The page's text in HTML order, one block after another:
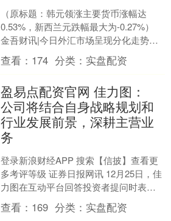
（原标题：韩元领涨主要货币涨幅达
0.53%，新西兰元跌幅最大为-0.27%）
金吾财讯|今日外汇市场呈现分化走势，
韩元以0.53%的涨幅成为表现最佳货币，
日元和....
查看： 174 分类： 实盘配资
盈易点配资官网 佳力图：
公司将结合自身战略规划和
行业发展前景，深耕主营业
务
登录新浪财经APP 搜索【信披】查看更
多考评等级 证券日报网讯 12月25日，佳
力图在互动平台回答投资者提问时表
示，公司将结合自身战略规划和行业发
展前景，深耕主....
查看： 169 分类： 实盘配资